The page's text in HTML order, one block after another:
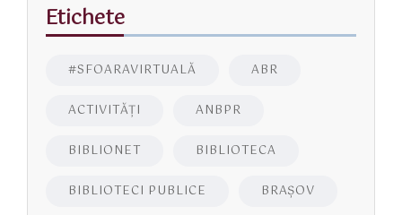
Etichete
#SFOARAVIRTUALĂ ABR
ACTIVITĂŢI ANBPR
BIBLIONET BIBLIOTECA
BIBLIOTECI PUBLICE BRAŞOV